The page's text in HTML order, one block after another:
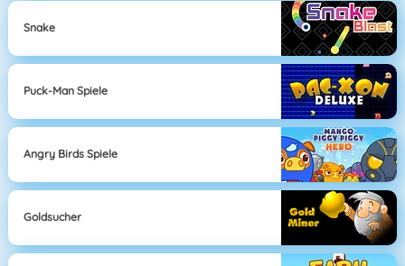
Snake
Puck-Man Spiele
Angry Birds Spiele
Goldsucher